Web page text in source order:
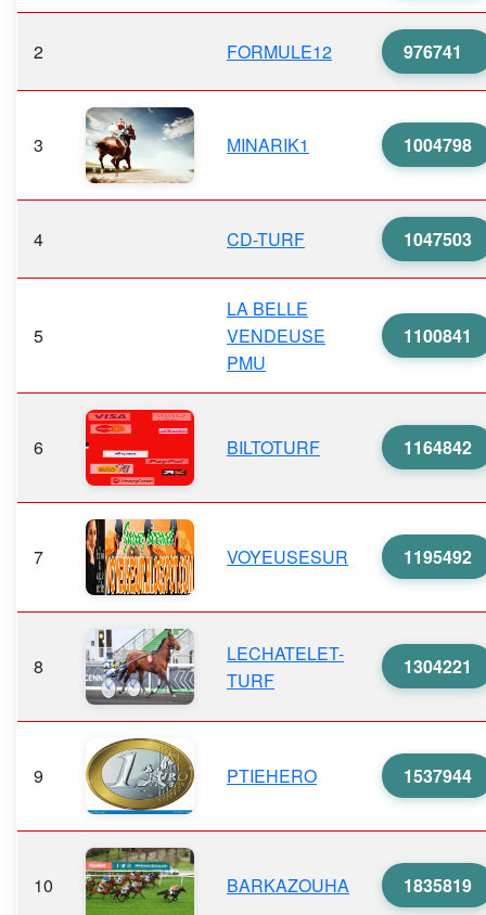
2 FORMULE12 976741
3 MINARIK1 1004798
4 CD-TURF 1047503
5
LA BELLE
VENDEUSE
PMU
1100841
6 BILTOTURF 1164842
7 VOYEUSESUR 1195492
8
LECHATELET-
TURF
1304221
9 PTIEHERO 1537944
10 BARKAZOUHA 1835819